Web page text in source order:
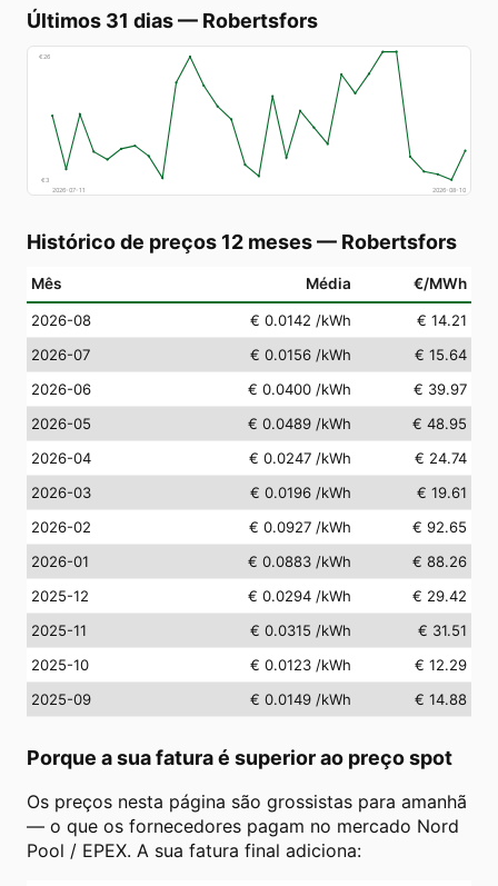
Últimos 31 dias— Robertsfors
€26
€3
2026-07-11
2026-08-10
Histórico de preços 12 meses— Robertsfors
Mês Média €/MWh
2026-08 € 0.0142 /kWh
€ 14.21
2026-07
€ 0.0156 /kWh
€ 15.64
2026-06
€ 0.0400 /kWh
€ 39.97
2026-05
€ 0.0489 /kWh
€ 48.95
2026-04
€ 0.0247 /kWh
€ 24.74
2026-03
€ 0.0196 /kWh
€ 19.61
2026-02
€ 0.0927 /kWh
€ 92.65
2026-01
€ 0.0883 /kWh
€ 88.26
2025-12
€ 0.0294 /kWh
€ 29.42
2025-11
€ 0.0315 /kWh
€ 31.51
2025-10
€ 0.0123 /kWh
€ 12.29
2025-09
€ 0.0149 /kWh € 14.88
Porque a sua fatura é superior ao preço spot
Os preços nesta página são grossistas para amanhã
— o que os fornecedores pagam no mercado Nord
Pool / EPEX. A sua fatura final adiciona: